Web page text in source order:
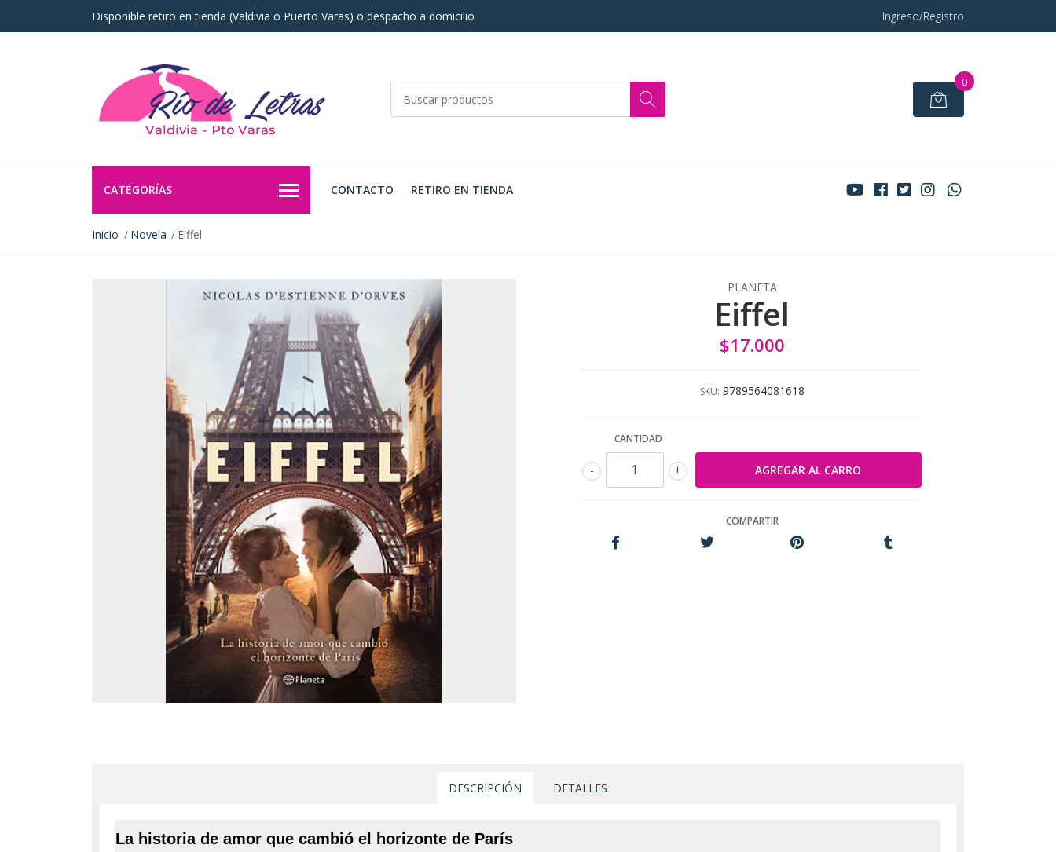
Disponible retiro en tienda (Valdivia o Puerto Varas) o despacho a domicilio Ingreso/Registro
0
CATEGORÍAS CONTACTO RETIRO EN TIENDA
Inicio Novela Eiffel
PLANETA
Eiffel
$17.000
SKU: 9789564081618
CANTIDAD
+
-
COMPARTIR
DESCRIPCIÓN DETALLES
La historia de amor que cambió el horizonte de París